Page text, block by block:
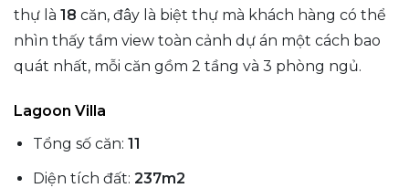
thự là 18 căn, đây là biệt thự mà khách hàng có thể
nhìn thấy tầm view toàn cảnh dự án một cách bao
quát nhất, mỗi căn gồm 2 tầng và 3 phòng ngủ.
Lagoon Villa
Tổng số căn: 11
Diện tích đất: 237m2